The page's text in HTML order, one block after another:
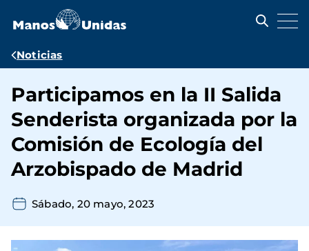
contenido
Ruta
navegación
Noticias
Participamos en la II Salida
Senderista organizada por la
Comisión de Ecología del
Arzobispado de Madrid
Sábado, 20 mayo, 2023